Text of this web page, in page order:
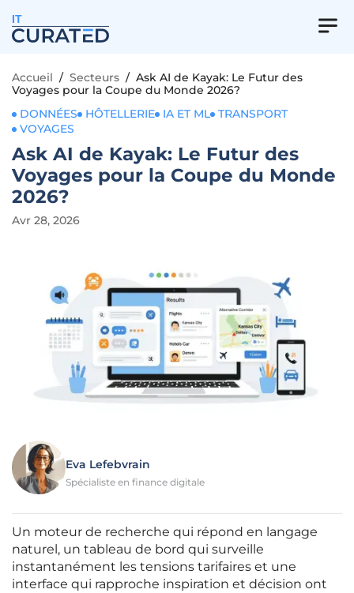
IT
Accueil / Secteurs / Ask AI de Kayak: Le Futur des
Voyages pour la Coupe du Monde 2026?
DONNÉES
HÔTELLERIE IA ET ML TRANSPORT
VOYAGES
Ask AI de Kayak: Le Futur des
Voyages pour la Coupe du Monde
2026?
Avr 28, 2026
Eva Lefebvrain
Spécialiste en finance digitale
Un moteur de recherche qui répond en langage
naturel, un tableau de bord qui surveille
instantanément les tensions tarifaires et une
interface qui rapproche inspiration et décision ont